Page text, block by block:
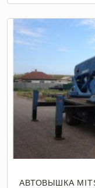
АВТОВЫШКА